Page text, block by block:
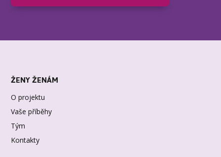
ŽENY ŽENÁM
O projektu
Vaše příběhy
Tým
Kontakty